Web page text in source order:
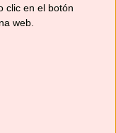
clic en el botón
web.